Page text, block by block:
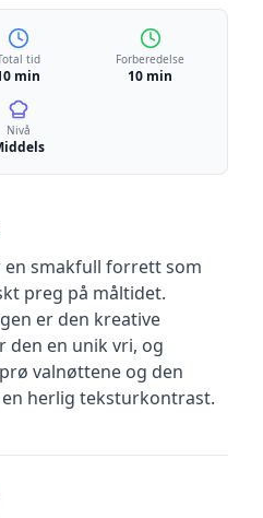
tid
min
Forberedelse
10 min
Nivå
en smakfull forrett som
preg på måltidet.
er den kreative
en unik vri, og
valnøttene og den
herlig teksturkontrast.